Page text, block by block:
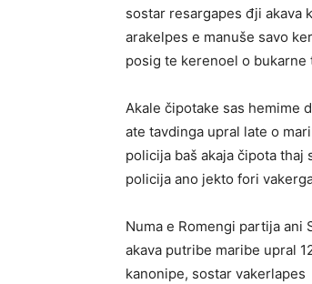
sostar resargapes đji akava
arakelpes e manuše savo
posig te kerenoel o
Akale čipotake sas hemime
ate tavdinga upral late o
policija baš akaja čipota
policija ano jekto fori
Numa e Romengi partija ani
akava putribe maribe upral
kanonipe, sostar